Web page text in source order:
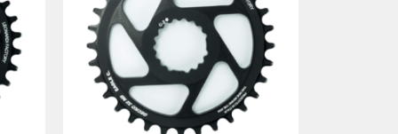
69,00 €.39,99 €.